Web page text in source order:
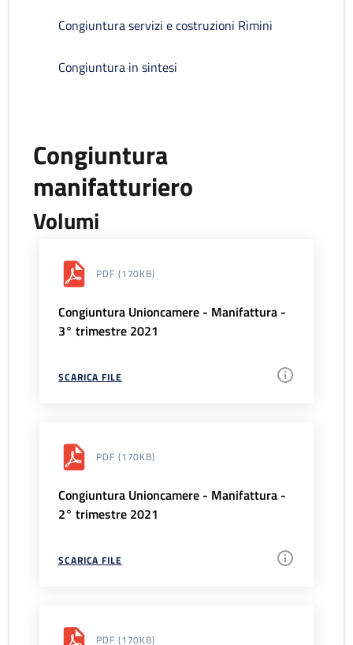
Congiuntura servizi e costruzioni Rimini
Congiuntura in sintesi
Congiuntura
manifatturiero
Volumi
PDF (170KB)
Congiuntura Unioncamere - Manifattura -
3° trimestre 2021
SCARICA FILE
PDF (170KB)
Congiuntura Unioncamere - Manifattura -
2° trimestre 2021
SCARICA FILE
PDF (170KB)